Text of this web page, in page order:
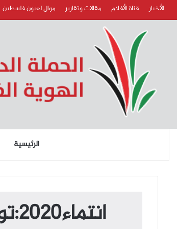
الأخبار قناة الأفلام مقالات وتقارير موال لعيون فلسطين
الرئيسية
انتماء2020:توقيع وثيقة حق العودة:لجنة قاطع الجسر – عين الحلوة